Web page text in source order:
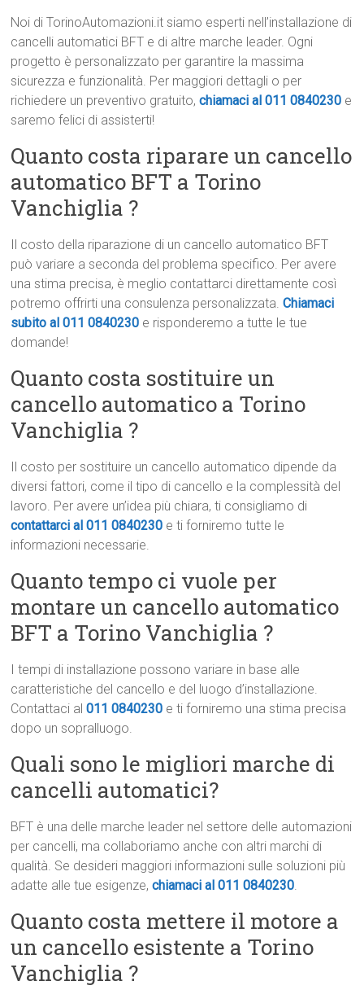
Noi di TorinoAutomazioni.it siamo esperti nell’installazione di
cancelli automatici BFT e di altre marche leader. Ogni
progetto è personalizzato per garantire la massima
sicurezza e funzionalità. Per maggiori dettagli o per
richiedere un preventivo gratuito,chiamaci al 011 0840230 e
saremo felici di assisterti!
Quanto costa riparare un cancello
automatico BFT a Torino
Vanchiglia ?
Il costo della riparazione di un cancello automatico BFT
può variare a seconda del problema specifico. Per avere
una stima precisa, è meglio contattarci direttamente così
potremo offrirti una consulenza personalizzata.Chiamaci
subito al 011 0840230 e risponderemo a tutte le tue
domande!
Quanto costa sostituire un
cancello automatico a Torino
Vanchiglia ?
Il costo per sostituire un cancello automatico dipende da
diversi fattori, come il tipo di cancello e la complessità del
lavoro. Per avere un’idea più chiara, ti consigliamo di
contattarci al 011 0840230 e ti forniremo tutte le
informazioni necessarie.
Quanto tempo ci vuole per
montare un cancello automatico
BFT a Torino Vanchiglia ?
I tempi di installazione possono variare in base alle
caratteristiche del cancello e del luogo d’installazione.
Contattaci al011 0840230 e ti forniremo una stima precisa
dopo un sopralluogo.
Quali sono le migliori marche di
cancelli automatici?
BFT è una delle marche leader nel settore delle automazioni
per cancelli, ma collaboriamo anche con altri marchi di
qualità. Se desideri maggiori informazioni sulle soluzioni più
adatte alle tue esigenze,chiamaci al 011 0840230.
Quanto costa mettere il motore a
un cancello esistente a Torino
Vanchiglia ?